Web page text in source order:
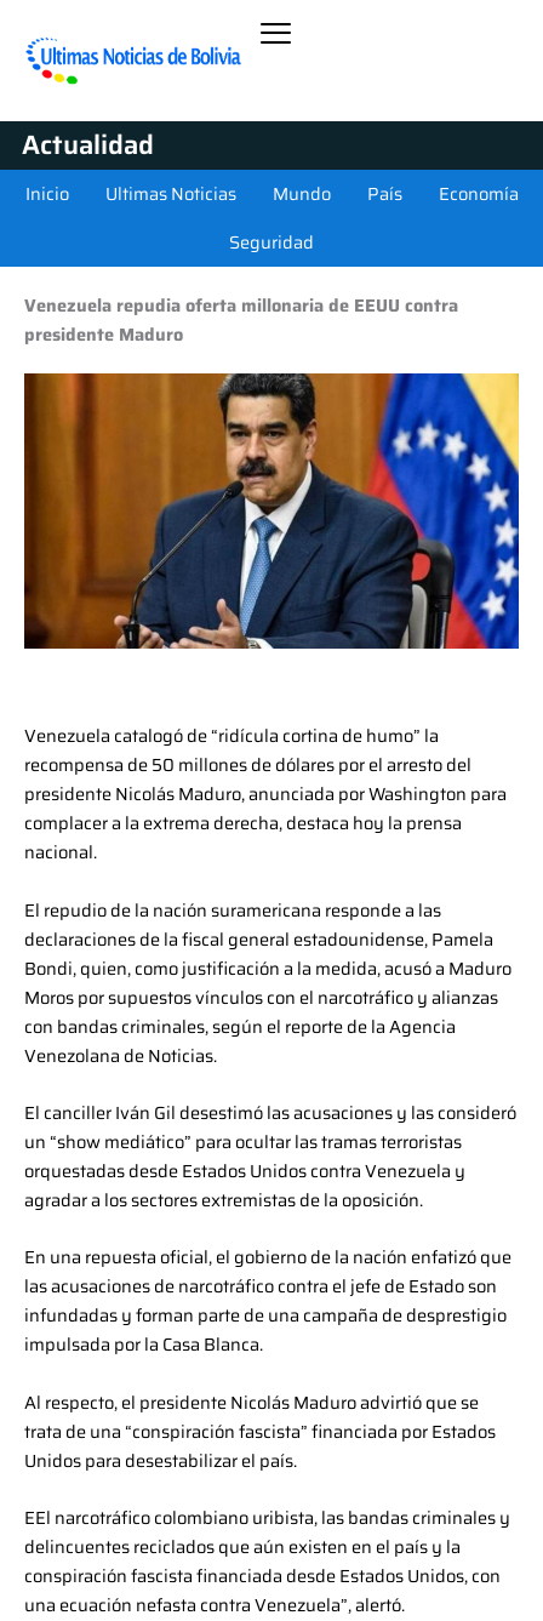
Actualidad
Inicio Ultimas Noticias Mundo País
Economía
Seguridad
Venezuela repudia oferta millonaria de EEUU contra
presidente Maduro
Venezuela catalogó de “ridícula cortina de humo” la
recompensa de 50 millones de dólares por el arresto del
presidente Nicolás Maduro, anunciada por Washington para
complacer a la extrema derecha, destaca hoy la prensa
nacional.
El repudio de la nación suramericana responde a las
declaraciones de la fiscal general estadounidense, Pamela
Bondi, quien, como justificación a la medida, acusó a Maduro
Moros por supuestos vínculos con el narcotráfico y alianzas
con bandas criminales, según el reporte de la Agencia
Venezolana de Noticias.
El canciller Iván Gil desestimó las acusaciones y las consideró
un “show mediático” para ocultar las tramas terroristas
orquestadas desde Estados Unidos contra Venezuela y
agradar a los sectores extremistas de la oposición.
En una repuesta oficial, el gobierno de la nación enfatizó que
las acusaciones de narcotráfico contra el jefe de Estado son
infundadas y forman parte de una campaña de desprestigio
impulsada por la Casa Blanca.
Al respecto, el presidente Nicolás Maduro advirtió que se
trata de una “conspiración fascista” financiada por Estados
Unidos para desestabilizar el país.
EEl narcotráfico colombiano uribista, las bandas criminales y
delincuentes reciclados que aún existen en el país y la
conspiración fascista financiada desde Estados Unidos, con
una ecuación nefasta contra Venezuela”, alertó.